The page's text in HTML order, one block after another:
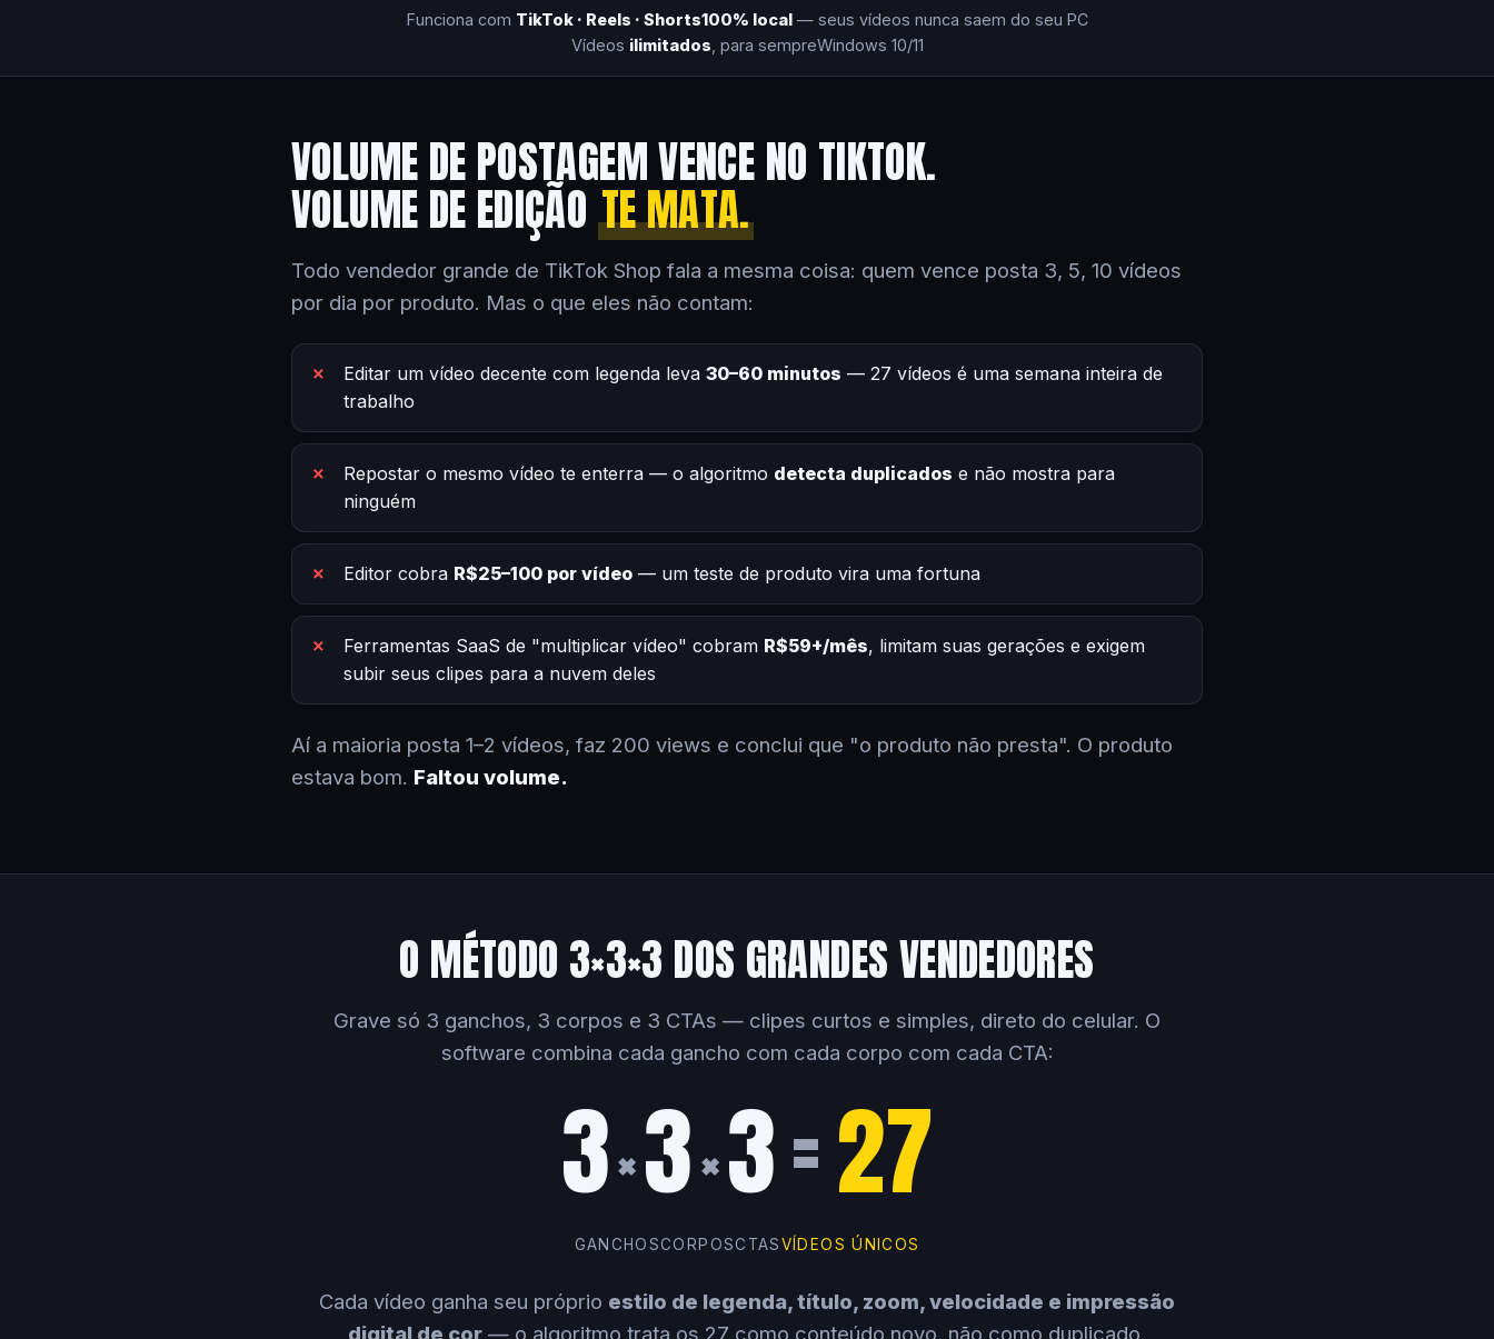
Funciona com TikTok · Reels · Shorts100% local— seus vídeos nunca saem do seu PC
Vídeos ilimitados , para sempreWindows 10/11
VOLUME DE POSTAGEM VENCE NO TIKTOK.
VOLUME DE EDIÇÃO TE MATA.
Todo vendedor grande de TikTok Shop fala a mesma coisa: quem vence posta 3, 5, 10 vídeos
por dia por produto. Mas o que eles não contam:
Editar um vídeo decente com legenda leva 30–60 minutos — 27 vídeos é uma semana inteira de
trabalho
Repostar o mesmo vídeo te enterra — o algoritmo detecta duplicados e não mostra para
ninguém
Editor cobra R$25–100 por vídeo — um teste de produto vira uma fortuna
Ferramentas SaaS de "multiplicar vídeo" cobram R$59+/mês, limitam suas gerações e exigem
subir seus clipes para a nuvem deles
Aí a maioria posta 1–2 vídeos, faz 200 views e conclui que "o produto não presta". O produto
estava bom. Faltou volume.
O MÉTODO 3×3×3 DOS GRANDES VENDEDORES
Grave só 3 ganchos, 3 corpos e 3 CTAs — clipes curtos e simples, direto do celular. O
software combina cada gancho com cada corpo com cada CTA:
3×3×3=27
GANCHOSCORPOSCTASVÍDEOS ÚNICOS
Cada vídeo ganha seu próprio estilo de legenda, título, zoom, velocidade e impressão
digital de cor — o algoritmo trata os 27 como conteúdo novo, não como duplicado.